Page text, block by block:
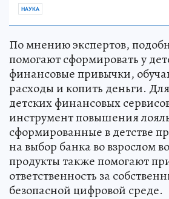
НАУКА
По мнению экспертов,
помогают сформировать у
финансовые привычки,
расходы и копить деньги.
детских финансовых
инструмент повышения
сформированные в детстве
на выбор банка во взрослом
продукты также помогают
ответственность за
безопасной цифровой среде.